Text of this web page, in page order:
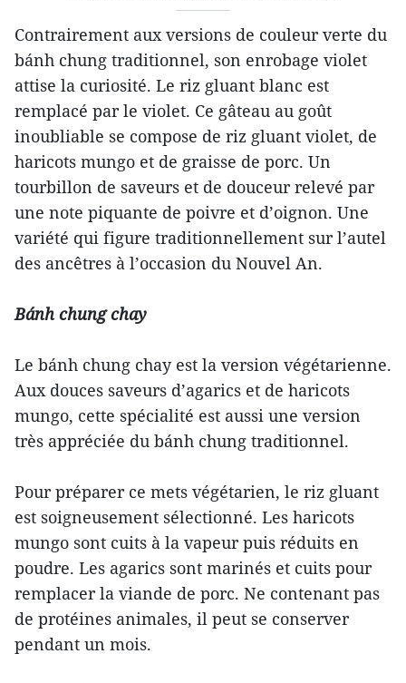
Contrairement aux versions de couleur verte du
bánh chung traditionnel, son enrobage violet
attise la curiosité. Le riz gluant blanc est
remplacé par le violet. Ce gâteau au goût
inoubliable se compose de riz gluant violet, de
haricots mungo et de graisse de porc. Un
tourbillon de saveurs et de douceur relevé par
une note piquante de poivre et d’oignon. Une
variété qui figure traditionnellement sur l’autel
des ancêtres à l’occasion du Nouvel An.
Bánh chung chay
Le bánh chung chay est la version végétarienne.
Aux douces saveurs d’agarics et de haricots
mungo, cette spécialité est aussi une version
très appréciée du bánh chung traditionnel.
Pour préparer ce mets végétarien, le riz gluant
est soigneusement sélectionné. Les haricots
mungo sont cuits à la vapeur puis réduits en
poudre. Les agarics sont marinés et cuits pour
remplacer la viande de porc. Ne contenant pas
de protéines animales, il peut se conserver
pendant un mois.